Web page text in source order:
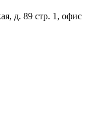
д. 89 стр. 1, офис